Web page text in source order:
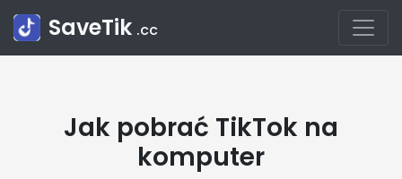
SaveTik .cc
Jak pobrać TikTok na
komputer